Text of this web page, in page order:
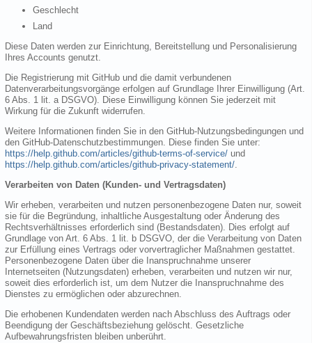
Geschlecht
Land
Diese Daten werden zur Einrichtung, Bereitstellung und Personalisierung
Ihres Accounts genutzt.
Die Registrierung mit GitHub und die damit verbundenen
Datenverarbeitungsvorgänge erfolgen auf Grundlage Ihrer Einwilligung (Art.
6 Abs. 1 lit. a DSGVO). Diese Einwilligung können Sie jederzeit mit
Wirkung für die Zukunft widerrufen.
Weitere Informationen finden Sie in den GitHub-Nutzungsbedingungen und
den GitHub-Datenschutzbestimmungen. Diese finden Sie unter:
https://help.github.com/articles/github-terms-of-service/ und
https://help.github.com/articles/github-privacy-statement/.
Verarbeiten von Daten (Kunden- und Vertragsdaten)
Wir erheben, verarbeiten und nutzen personenbezogene Daten nur, soweit
sie für die Begründung, inhaltliche Ausgestaltung oder Änderung des
Rechtsverhältnisses erforderlich sind (Bestandsdaten). Dies erfolgt auf
Grundlage von Art. 6 Abs. 1 lit. b DSGVO, der die Verarbeitung von Daten
zur Erfüllung eines Vertrags oder vorvertraglicher Maßnahmen gestattet.
Personenbezogene Daten über die Inanspruchnahme unserer
Internetseiten (Nutzungsdaten) erheben, verarbeiten und nutzen wir nur,
soweit dies erforderlich ist, um dem Nutzer die Inanspruchnahme des
Dienstes zu ermöglichen oder abzurechnen.
Die erhobenen Kundendaten werden nach Abschluss des Auftrags oder
Beendigung der Geschäftsbeziehung gelöscht. Gesetzliche
Aufbewahrungsfristen bleiben unberührt.